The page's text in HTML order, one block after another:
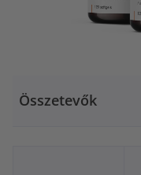
Összetevők